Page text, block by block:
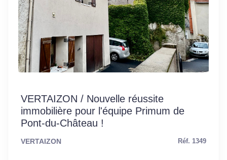
VERTAIZON / Nouvelle réussite
immobilière pour l'équipe Primum de
Pont-du-Château !
VERTAIZON Réf. 1349